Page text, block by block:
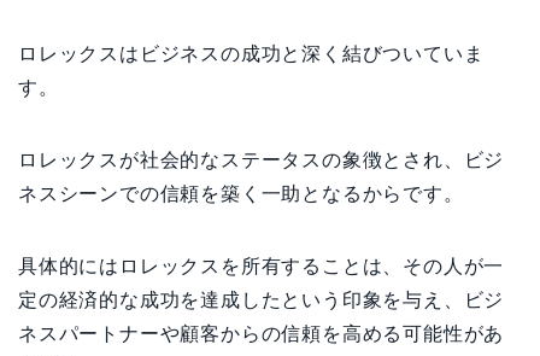
ロレックスはビジネスの成功と深く結びついていま
す。
ロレックスが社会的なステータスの象徴とされ、ビジ
ネスシーンでの信頼を築く一助となるからです。
具体的にはロレックスを所有することは、その人が一
定の経済的な成功を達成したという印象を与え、ビジ
ネスパートナーや顧客からの信頼を高める可能性があ